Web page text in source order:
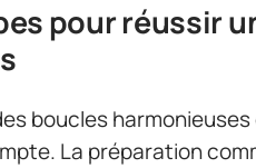
pour réussir
boucles
La préparation